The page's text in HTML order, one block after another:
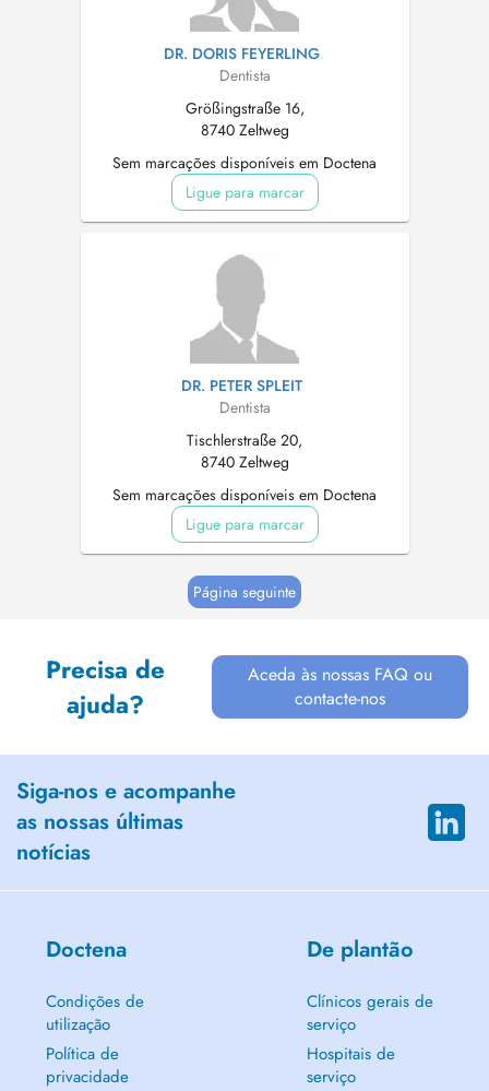
DR. DORIS FEYERLING
Dentista
Größingstraße 16,
8740 Zeltweg
Sem marcações disponíveis em Doctena
Ligue para marcar
DR. PETER SPLEIT
Dentista
Tischlerstraße 20,
8740 Zeltweg
Sem marcações disponíveis em Doctena
Ligue para marcar
Página seguinte
Precisa de
ajuda?
Aceda às nossas FAQ ou
contacte-nos
Siga-nos e acompanhe
as nossas últimas
notícias
Doctena
Condições de
utilização
Política de
privacidade
De plantão
Clínicos gerais de
serviço
Hospitais de
serviço